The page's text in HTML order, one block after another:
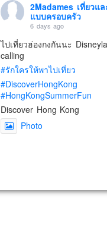
2Madames เที่ยวแ
แบบครอบครัว
6 days ago
ไปเที่ยวฮ่องกงกันนะ
calling
#รักใครให้พาไปเที่ยว
#DiscoverHongKong
#HongKongSummerFun
Discover Hong Kong
Photo
แบบครอบครัว